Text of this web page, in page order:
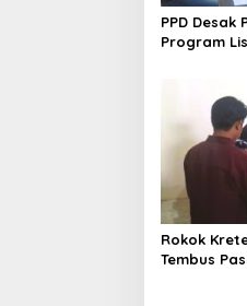
PPD Desak
Program
Rokok
Tembus